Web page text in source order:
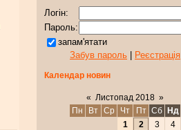
Логін:
Пароль:
запам'ятати
Забув пароль
Реєстрація
Календар новин
« Листопад 2018 »
Пн
Вт Ср Чт Пт Сб
Нд
1
2 3
4